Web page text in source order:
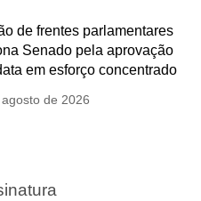
de frentes parlamentares
Senado pela aprovação
em esforço concentrado
de 2026